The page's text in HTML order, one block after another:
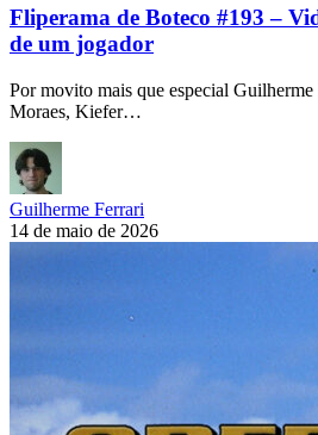
Fliperama de Boteco #193 –
de um jogador
Por movito mais que especial
Moraes, Kiefer…
Guilherme Ferrari
14 de maio de 2026